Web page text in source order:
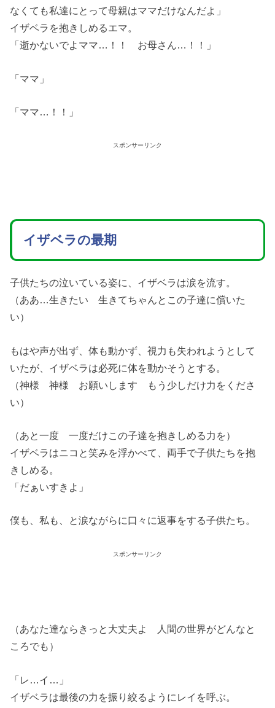
なくても私達にとって母親はママだけなんだよ」
イザベラを抱きしめるエマ。
「逝かないでよママ…！！ お母さん…！！」
「ママ」
「ママ…！！」
スポンサーリンク
イザベラの最期
子供たちの泣いている姿に、イザベラは涙を流す。
（ああ…生きたい 生きてちゃんとこの子達に償いた
い）
もはや声が出ず、体も動かず、視力も失われようとして
いたが、イザベラは必死に体を動かそうとする。
（神様 神様 お願いします もう少しだけ力をくださ
い）
（あと一度 一度だけこの子達を抱きしめる力を）
イザベラはニコと笑みを浮かべて、両手で子供たちを抱
きしめる。
「だぁいすきよ」
僕も、私も、と涙ながらに口々に返事をする子供たち。
スポンサーリンク
（あなた達ならきっと大丈夫よ 人間の世界がどんなと
ころでも）
「レ…イ…」
イザベラは最後の力を振り絞るようにレイを呼ぶ。